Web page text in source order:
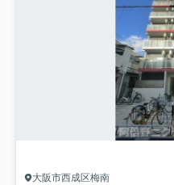
大阪市西成区梅南